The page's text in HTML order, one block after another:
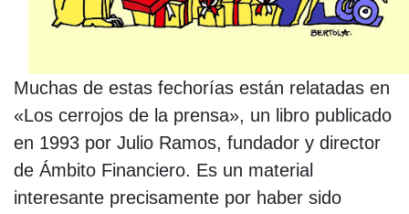
Muchas de estas fechorías están relatadas en
«Los cerrojos de la prensa», un libro publicado
en 1993 por Julio Ramos, fundador y director
de Ámbito Financiero. Es un material
interesante precisamente por haber sido